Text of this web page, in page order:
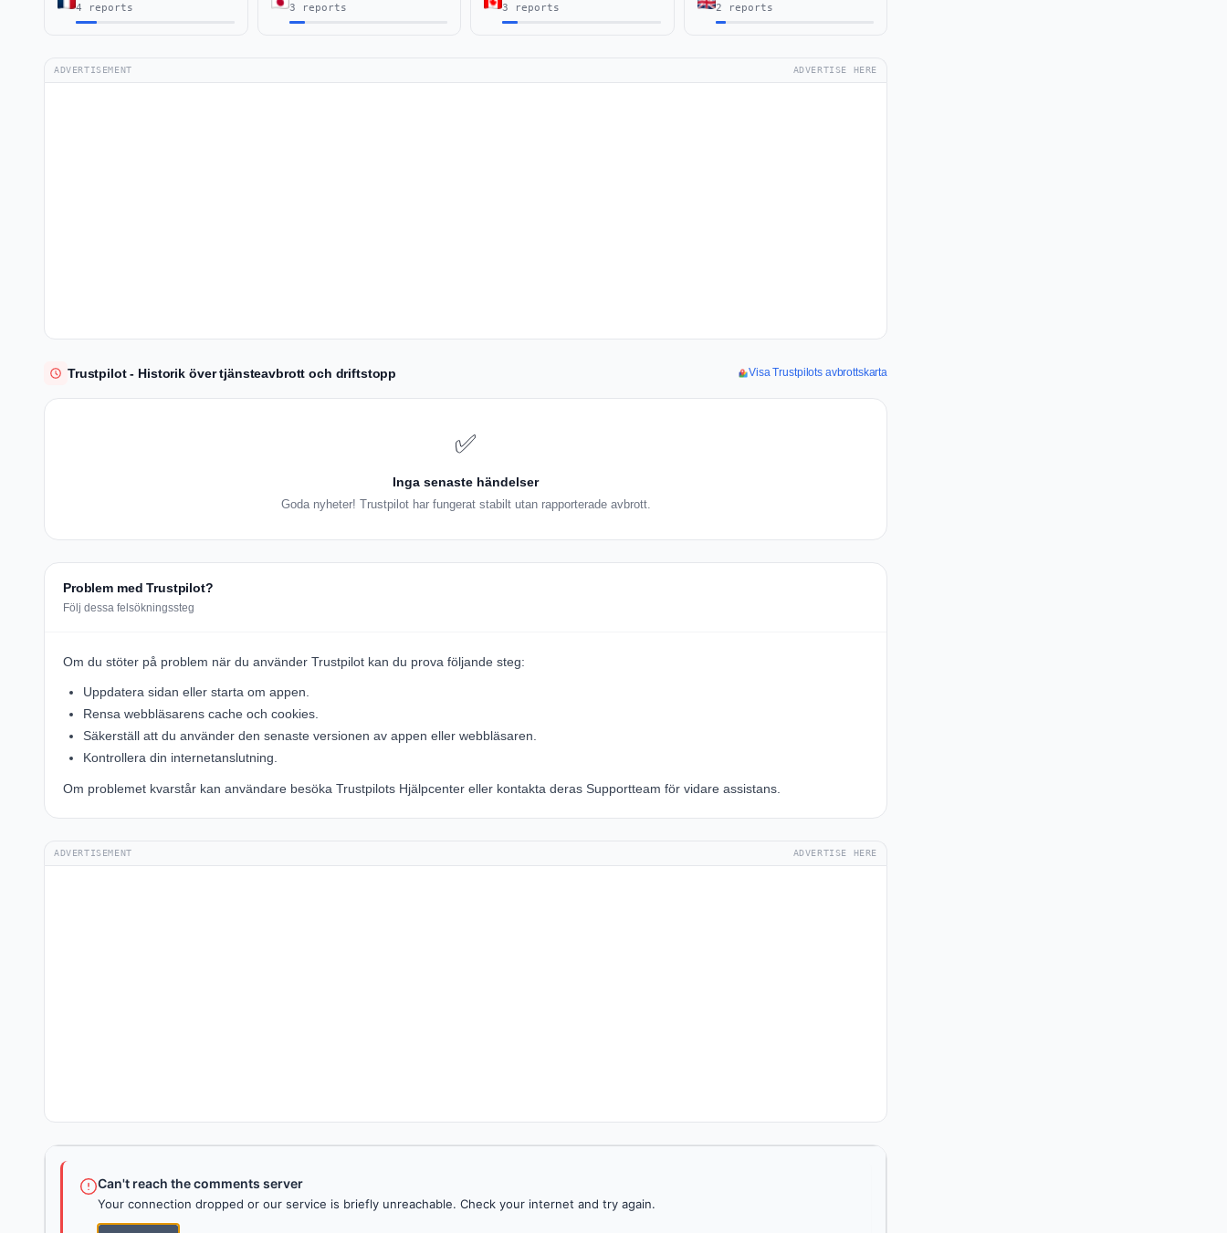
4 reports 3 reports 3 reports 2 reports
ADVERTISEMENT ADVERTISE HERE
Trustpilot - Historik över tjänsteavbrott och driftstopp Visa Trustpilots avbrottskarta
✅
Inga senaste händelser
Goda nyheter! Trustpilot har fungerat stabilt utan rapporterade avbrott.
Problem med Trustpilot?
Följ dessa felsökningssteg
Om du stöter på problem när du använder Trustpilot kan du prova följande steg:
Uppdatera sidan eller starta om appen.
Rensa webbläsarens cache och cookies.
Säkerställ att du använder den senaste versionen av appen eller webbläsaren.
Kontrollera din internetanslutning.
Om problemet kvarstår kan användare besöka Trustpilots Hjälpcenter eller kontakta deras Supportteam för vidare assistans.
ADVERTISEMENT ADVERTISE HERE
Can't reach the comments server
Your connection dropped or our service is briefly unreachable. Check your internet and try again.